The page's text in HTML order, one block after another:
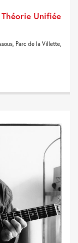
Unifiée
Parc de la Villette,